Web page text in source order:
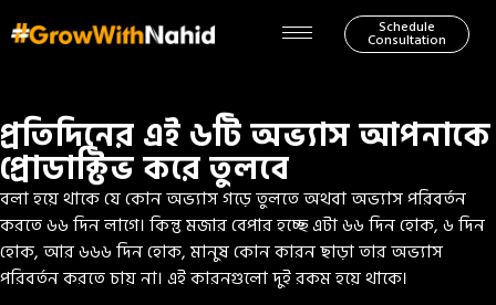
Schedule
Consultation
প্রতিদিনের এই ৬টি অভ্যাস আপনাকে
প্রোডাক্টিভ করে তুলবে
বলা হয়ে থাকে যে কোন অভ্যাস গড়ে তুলতে অথবা অভ্যাস পরিবর্তন
করতে ৬৬ দিন লাগে। কিন্তু মজার বেপার হচ্ছে এটা ৬৬ দিন হোক, ৬ দিন
হোক, আর ৬৬৬ দিন হোক, মানুষ কোন কারন ছাড়া তার অভ্যাস
পরিবর্তন করতে চায় না। এই কারনগুলো দুই রকম হয়ে থাকে।